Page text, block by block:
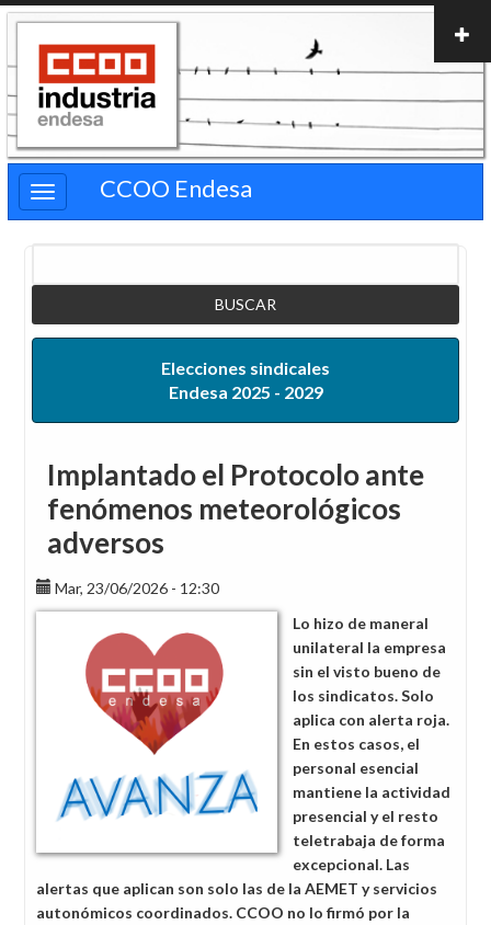
Pasar
contenido
principal
CCOO Endesa
Elecciones sindicales
Endesa 2025 - 2029
Implantado el Protocolo ante
fenómenos meteorológicos
adversos
Mar, 23/06/2026 - 12:30
Lo hizo de maneral
unilateral la empresa
sin el visto bueno de
los sindicatos. Solo
aplica con alerta roja.
En estos casos, el
personal esencial
mantiene la actividad
presencial y el resto
teletrabaja de forma
excepcional. Las
alertas que aplican son solo las de la AEMET y servicios
autonómicos coordinados. CCOO no lo firmó por la